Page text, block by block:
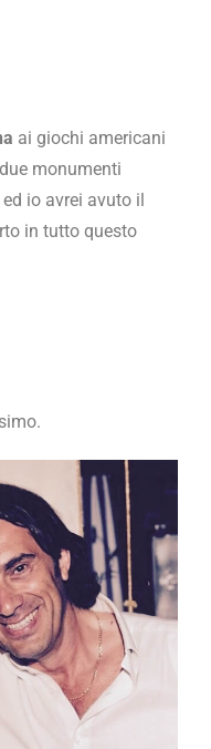
ai giochi americani
monumenti
ed io avrei avuto il
in tutto questo